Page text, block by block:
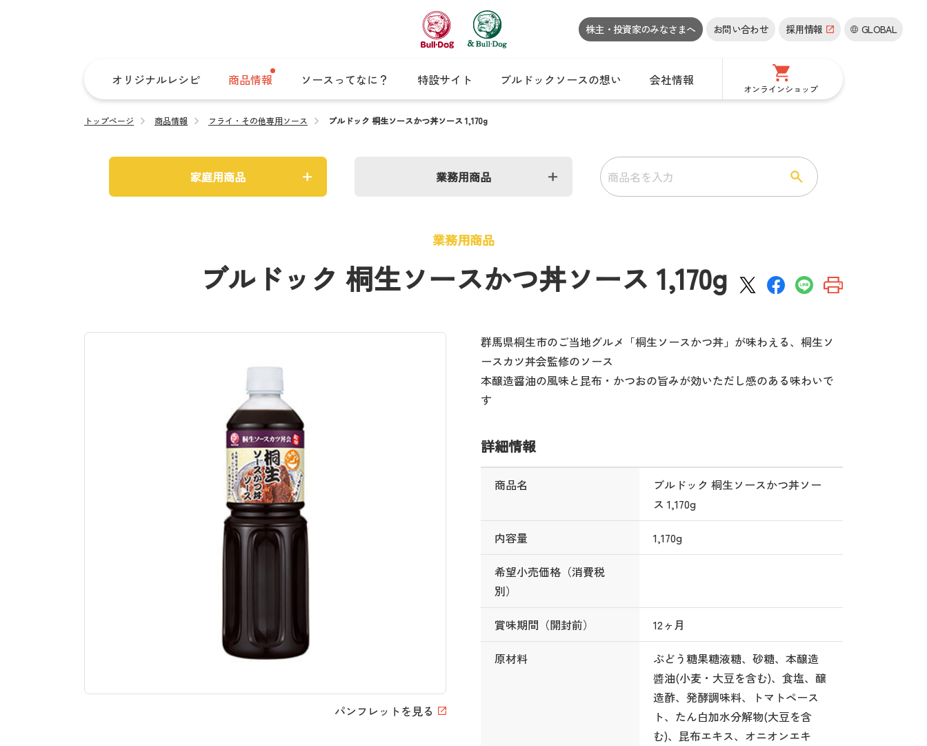
株主・投資家のみなさまへ お問い合わせ 採用情報 GLOBAL
オリジナルレシピ 商品情報 ソースってなに？ 特設サイト ブルドックソースの想い 会社情報
オンラインショップ
トップページ 商品情報 フライ・その他専用ソース ブルドック 桐生ソースかつ丼ソース 1,170g
家庭用商品 業務用商品
業務用商品
ブルドック 桐生ソースかつ丼ソース 1,170g
パンフレットを見る
群馬県桐生市のご当地グルメ「桐生ソースかつ丼」が味わえる、桐生ソ
ースカツ丼会監修のソース
本醸造醤油の風味と昆布・かつおの旨みが効いただし感のある味わいで
す
詳細情報
商品名
ブルドック 桐生ソースかつ丼ソー
ス 1,170g
内容量 1,170g
希望小売価格（消費税
別）
賞味期間（開封前） 12ヶ月
原材料
ぶどう糖果糖液糖、砂糖、本醸造
醬油(小麦・大豆を含む)、食塩、醸
造酢、発酵調味料、トマトペース
ト、たん白加水分解物(大豆を含
む)、昆布エキス、オニオンエキ